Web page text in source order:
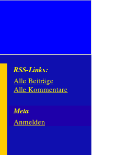
RSS-Links:
Alle Beiträge
Alle Kommentare
Meta
Anmelden